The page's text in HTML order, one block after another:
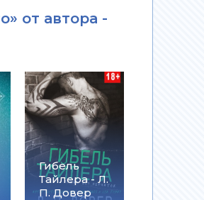
от автора -
Гибель
Тайлера - Л.
П. Довер